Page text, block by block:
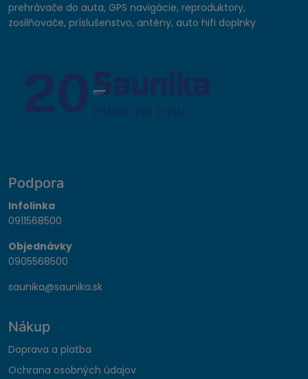
prehrávače do auta, GPS navigácie, reproduktory,
zosilňovače, príslušenstvo, antény, auto hifi doplnky
Podpora
Infolinka
0911568500
Objednávky
0905568500
saunika@saunika.sk
Nákup
Doprava a platba
Ochrana osobných údajov